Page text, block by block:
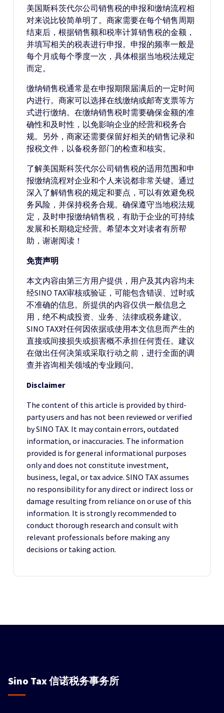
美国斯科茨代尔公司销售税的申报和缴纳流程相
对来说比较简单明了。商家需要在每个销售周期
结束后，根据销售额和税率计算销售税的金额，
并填写相关的税表进行申报。申报的频率一般是
每个月或每个季度一次，具体根据当地税法规定
而定。
缴纳销售税通常是在申报期限届满后的一定时间
内进行。商家可以选择在线缴纳或邮寄支票等方
式进行缴纳。在缴纳销售税时需要确保金额的准
确性和及时性，以免影响企业的经营和税务合
规。另外，商家还需要保留好相关的销售记录和
报税文件，以备税务部门的检查和核实。
了解美国斯科茨代尔公司销售税的适用范围和申
报缴纳流程对企业和个人来说都非常关键。通过
深入了解销售税的规定和要点，可以有效避免税
务风险，并保持税务合规。确保遵守当地税法规
定，及时申报缴纳销售税，有助于企业的可持续
发展和长期稳定经营。希望本文对读者有所帮
助，谢谢阅读！
免责声明
本文内容由第三方用户提供，用户及其内容均未
经SINO TAX审核或验证，可能包含错误、过时或
不准确的信息。所提供的内容仅供一般信息之
用，绝不构成投资、业务、法律或税务建议。
SINO TAX对任何因依据或使用本文信息而产生的
直接或间接损失或损害概不承担任何责任。建议
在做出任何决策或采取行动之前，进行全面的调
查并咨询相关领域的专业顾问。
Disclaimer
The content of this article is provided by third-
party users and has not been reviewed or verified
by SINO TAX. It may contain errors, outdated
information, or inaccuracies. The information
provided is for general informational purposes
only and does not constitute investment,
business, legal, or tax advice. SINO TAX assumes
no responsibility for any direct or indirect loss or
damage resulting from reliance on or use of this
information. It is strongly recommended to
conduct thorough research and consult with
relevant professionals before making any
decisions or taking action.
Sino Tax信诺税务事务所